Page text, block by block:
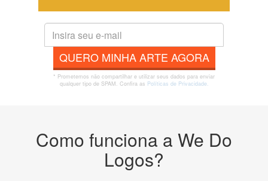
QUERO MINHA ARTE AGORA
* Prometemos não compartilhar e utilizar seus dados para enviar
qualquer tipo de SPAM. Confira as Políticas de Privacidade.
Como funciona a We Do
Logos?